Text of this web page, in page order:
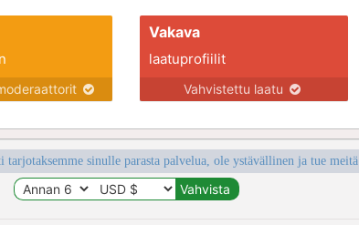
Vakava
laatuprofiilit
Vahvistettu laatu
tarjotaksemme sinulle parasta palvelua, ole ystävällinen ja tue meitä